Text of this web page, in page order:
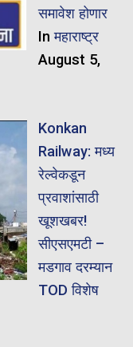
समावेश होणार
Inमहाराष्ट्र
August 5,
Konkan
Railway: मध्य
रेल्वेकडून
प्रवाशांसाठी
खूशखबर!
सीएसएमटी –
मडगाव दरम्यान
TOD विशेष